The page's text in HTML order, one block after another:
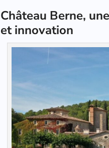
Château Berne,
et innovation